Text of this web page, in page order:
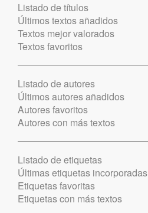
Listado de títulos
Últimos textos añadidos
Textos mejor valorados
Textos favoritos
Listado de autores
Últimos autores añadidos
Autores favoritos
Autores con más textos
Listado de etiquetas
Últimas etiquetas incorporadas
Etiquetas favoritas
Etiquetas con más textos